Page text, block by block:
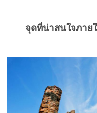
จุดที่น่าสนใจภาย